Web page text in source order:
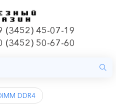
(3452) 45-07-19
(3452) 50-67-60
DDR4